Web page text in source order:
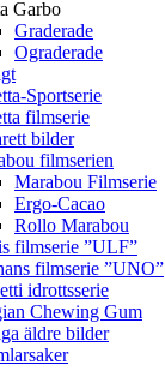
Garbo
Graderade
Ograderade
Sportserie
filmserie
bilder
filmserien
Marabou Filmserie
Ergo-Cacao
Rollo Marabou
filmserie ”ULF”
filmserie ”UNO”
idrottsserie
Chewing Gum
äldre bilder